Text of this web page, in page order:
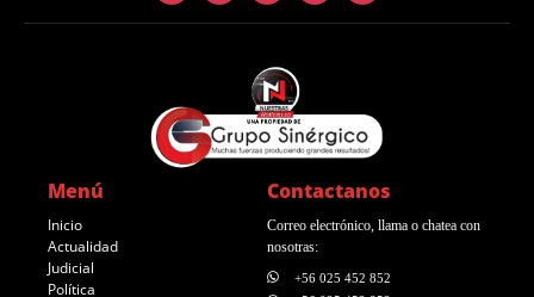
Menú
Inicio
Actualidad
Judicial
Política
Contactanos
Correo electrónico, llama o chatea con
nosotras:
+56 025 452 852